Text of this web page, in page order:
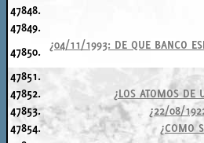
47848.
47849.
47850.
¿04/11/1993: DE QUE BANCO
47851.
47852.
¿LOS ATOMOS DE
47853.
¿22/08/
47854.
¿COMO